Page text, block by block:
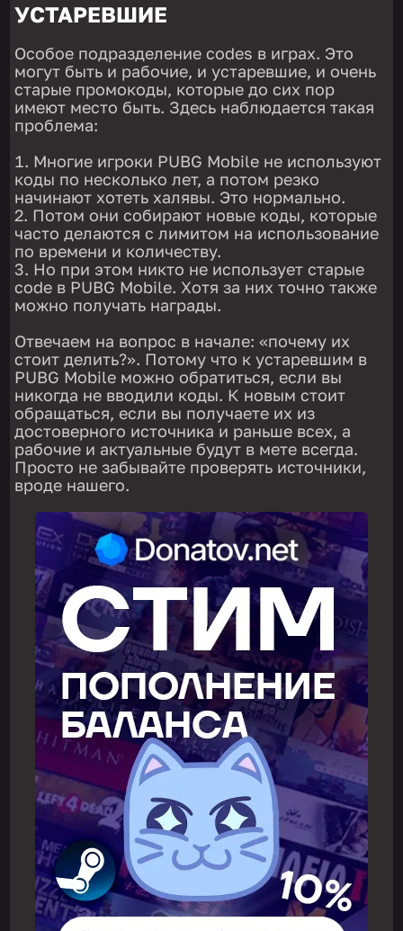
УСТАРЕВШИЕ
Особое подразделение codes в играх. Это
могут быть и рабочие, и устаревшие, и очень
старые промокоды, которые до сих пор
имеют место быть. Здесь наблюдается такая
проблема:
Многие игроки PUBG Mobile не используют
коды по несколько лет, а потом резко
начинают хотеть халявы. Это нормально.
Потом они собирают новые коды, которые
часто делаются с лимитом на использование
по времени и количеству.
Но при этом никто не использует старые
code в PUBG Mobile. Хотя за них точно также
можно получать награды.
Отвечаем на вопрос в начале: «почему их
стоит делить?». Потому что к устаревшим в
PUBG Mobile можно обратиться, если вы
никогда не вводили коды. К новым стоит
обращаться, если вы получаете их из
достоверного источника и раньше всех, а
рабочие и актуальные будут в мете всегда.
Просто не забывайте проверять источники,
вроде нашего.